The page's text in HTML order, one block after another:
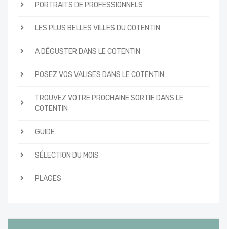
PORTRAITS DE PROFESSIONNELS
LES PLUS BELLES VILLES DU COTENTIN
A DÉGUSTER DANS LE COTENTIN
POSEZ VOS VALISES DANS LE COTENTIN
TROUVEZ VOTRE PROCHAINE SORTIE DANS LE
COTENTIN
GUIDE
SÉLECTION DU MOIS
PLAGES